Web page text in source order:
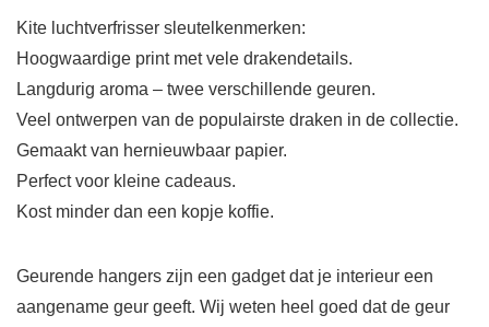
Kite luchtverfrisser sleutelkenmerken:
Hoogwaardige print met vele drakendetails.
Langdurig aroma – twee verschillende geuren.
Veel ontwerpen van de populairste draken in de collectie.
Gemaakt van hernieuwbaar papier.
Perfect voor kleine cadeaus.
Kost minder dan een kopje koffie.
Geurende hangers zijn een gadget dat je interieur een
aangename geur geeft. Wij weten heel goed dat de geur